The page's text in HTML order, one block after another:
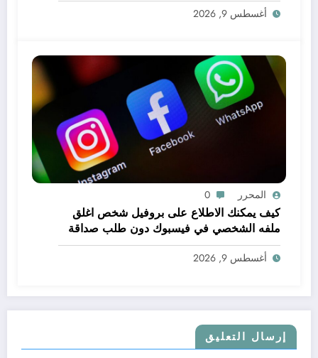
أغسطس 9, 2026
المحرر 0
كيف يمكنك الاطلاع على بروفيل شخص اغلق
ملفه الشخصي في فيسبوك دون طلب صداقة
.. الاطلاع على محتوى صفحة شخص اغلق ملفه
الشخصي في فيسبوك دون طلب صداقة
أغسطس 9, 2026
إرسال التعليق